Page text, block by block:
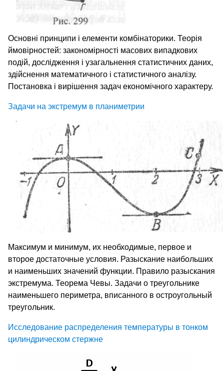
Основні принципи і елементи комбінаторики. Теорія
ймовірностей: закономірності масових випадкових
подій, дослідження і узагальнення статистичних даних,
здійснення математичного і статистичного аналізу.
Постановка і вирішення задач економічного характеру.
Задачи на экстремум в планиметрии
Максимум и минимум, их необходимые, первое и
второе достаточные условия. Разыскание наибольших
и наименьших значений функции. Правило разыскания
экстремума. Теорема Чевы. Задачи о треугольнике
наименьшего периметра, вписанного в остроугольный
треугольник.
Исследование распределения температуры в тонком
цилиндрическом стержне